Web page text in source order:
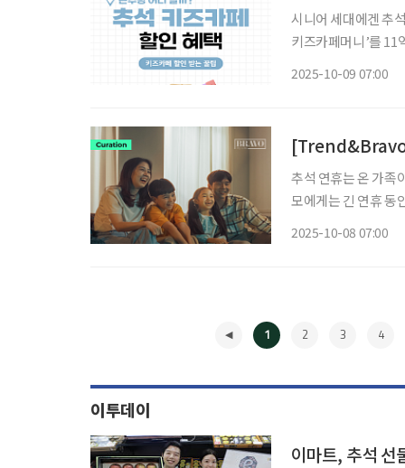
시니어 세대에겐 추
키즈카페머니’를 11
2025-10-09 07:00
[Trend&Bravo]
추석 연휴는 온 가족
모에게는 긴 연휴 동
2025-10-08 07:00
1 2 3 4
이투데이
이마트, 추석